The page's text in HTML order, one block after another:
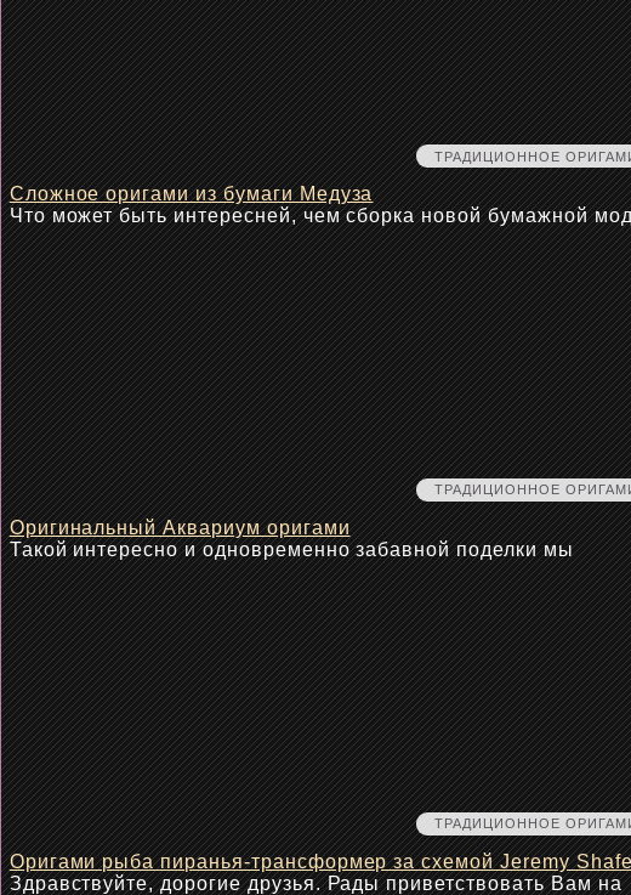
ТРАДИЦИОННОЕ
Сложное оригами из бумаги Медуза
Что может быть интересней, чем сборка новой бумажной
ТРАДИЦИОННОЕ
Оригинальный Аквариум оригами
Такой интересно и одновременно забавной поделки мы
ТРАДИЦИОННОЕ
Оригами рыба пиранья-трансформер за схемой Jeremy
Здравствуйте, дорогие друзья. Рады приветствовать Вам на